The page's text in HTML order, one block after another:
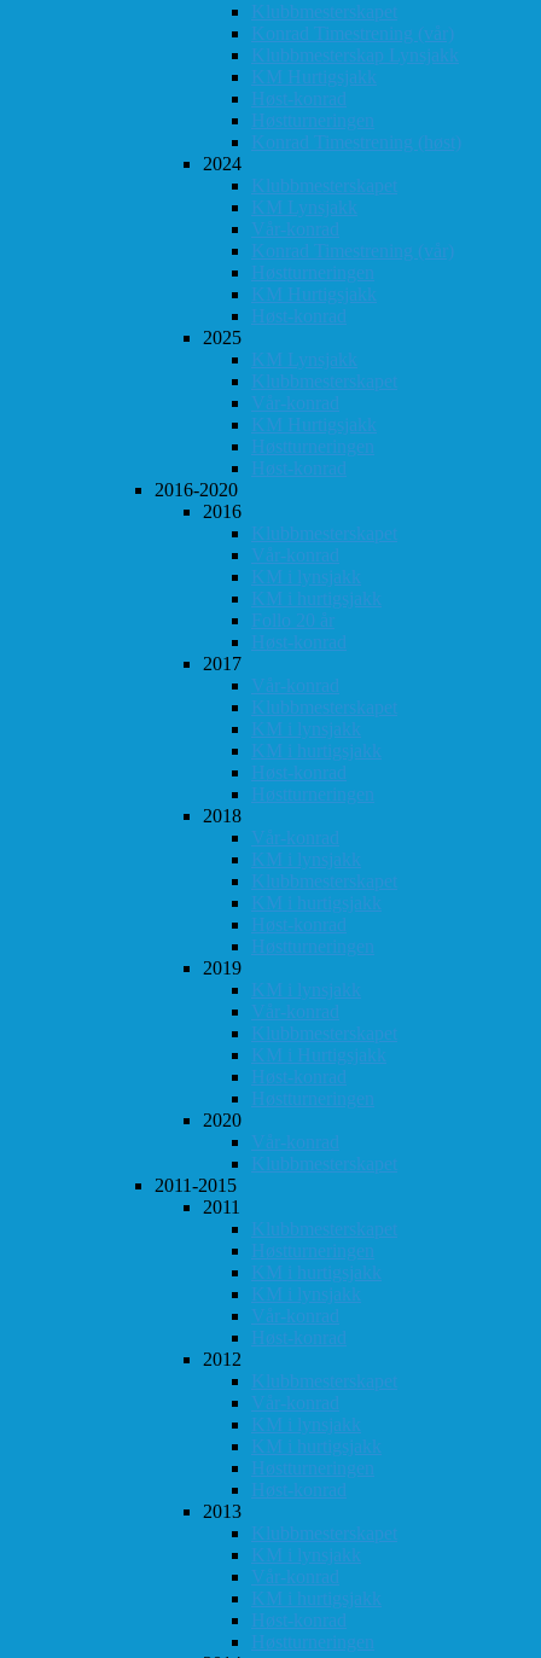
Klubbmesterskapet
Konrad Timestrening (vår)
Klubbmesterskap Lynsjakk
KM Hurtigsjakk
Høst-konrad
Høstturneringen
Konrad Timestrening (høst)
2024
Klubbmesterskapet
KM Lynsjakk
Vår-konrad
Konrad Timestrening (vår)
Høstturneringen
KM Hurtigsjakk
Høst-konrad
2025
KM Lynsjakk
Klubbmesterskapet
Vår-konrad
KM Hurtigsjakk
Høstturneringen
Høst-konrad
2016-2020
2016
Klubbmesterskapet
Vår-konrad
KM i lynsjakk
KM i hurtigsjakk
Follo 20 år
Høst-konrad
2017
Vår-konrad
Klubbmesterskapet
KM i lynsjakk
KM i hurtigsjakk
Høst-konrad
Høstturneringen
2018
Vår-konrad
KM i lynsjakk
Klubbmesterskapet
KM i hurtigsjakk
Høst-konrad
Høstturneringen
2019
KM i lynsjakk
Vår-konrad
Klubbmesterskapet
KM i Hurtigsjakk
Høst-konrad
Høstturneringen
2020
Vår-konrad
Klubbmesterskapet
2011-2015
2011
Klubbmesterskapet
Høstturneringen
KM i hurtigsjakk
KM i lynsjakk
Vår-konrad
Høst-konrad
2012
Klubbmesterskapet
Vår-konrad
KM i lynsjakk
KM i hurtigsjakk
Høstturneringen
Høst-konrad
2013
Klubbmesterskapet
KM i lynsjakk
Vår-konrad
KM i hurtigsjakk
Høst-konrad
Høstturneringen